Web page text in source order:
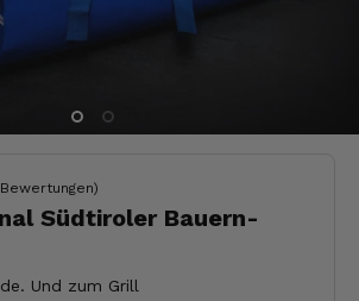
Bewertungen)
Südtiroler Bauern-
Und zum Grill